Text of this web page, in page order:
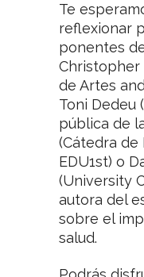
Te
reflexionar
ponentes
Christopher
de Artes
Toni Dedeu
pública de
(Cátedra de
EDU1st) o
(University
autora del
sobre el
salud.